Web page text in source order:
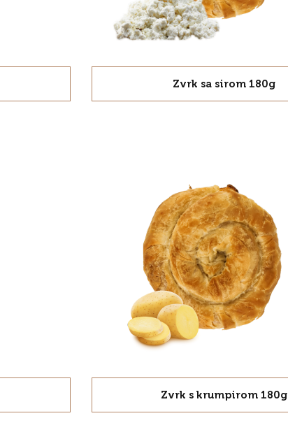
Zvrk sa sirom 180g
Zvrk s krumpirom 180g